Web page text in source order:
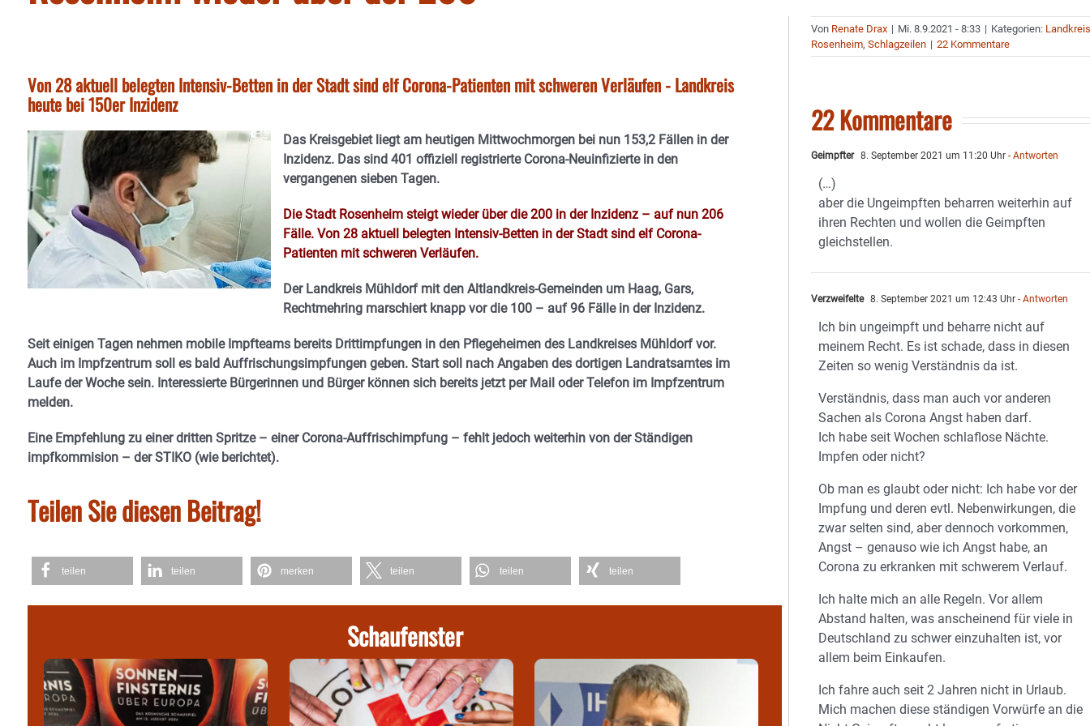
Von 28 aktuell belegten Intensiv-Betten in der Stadt sind elf Corona-Patienten mit schweren Verläufen - Landkreis
heute bei 150er Inzidenz
Das Kreisgebiet liegt am heutigen Mittwochmorgen bei nun 153,2 Fällen in der
Inzidenz. Das sind 401 offiziell registrierte Corona-Neuinfizierte in den
vergangenen sieben Tagen.
Die Stadt Rosenheim steigt wieder über die 200 in der Inzidenz – auf nun 206
Fälle. Von 28 aktuell belegten Intensiv-Betten in der Stadt sind elf Corona-
Patienten mit schweren Verläufen.
Der Landkreis Mühldorf mit den Altlandkreis-Gemeinden um Haag, Gars,
Rechtmehring marschiert knapp vor die 100 – auf 96 Fälle in der Inzidenz.
Seit einigen Tagen nehmen mobile Impfteams bereits Drittimpfungen in den Pflegeheimen des Landkreises Mühldorf vor.
Auch im Impfzentrum soll es bald Auffrischungsimpfungen geben. Start soll nach Angaben des dortigen Landratsamtes im
Laufe der Woche sein. Interessierte Bürgerinnen und Bürger können sich bereits jetzt per Mail oder Telefon im Impfzentrum
melden.
Eine Empfehlung zu einer dritten Spritze – einer Corona-Auffrischimpfung – fehlt jedoch weiterhin von der Ständigen
impfkommision – der STIKO (wie berichtet).
Teilen Sie diesen Beitrag!
teilen teilen merken teilen teilen teilen
Schaufenster
Von Renate Drax | Mi. 8.9.2021 - 8:33 | Kategorien:
Rosenheim,Schlagzeilen | 22 Kommentare
22 Kommentare
Geimpfter 8. September 2021 um 11:20 Uhr - Antworten
(…)
aber die Ungeimpften beharren weiterhin auf
ihren Rechten und wollen die Geimpften
gleichstellen.
Verzweifelte 8. September 2021 um 12:43 Uhr - Antworten
Ich bin ungeimpft und beharre nicht auf
meinem Recht. Es ist schade, dass in diesen
Zeiten so wenig Verständnis da ist.
Verständnis, dass man auch vor anderen
Sachen als Corona Angst haben darf.
Ich habe seit Wochen schlaflose Nächte.
Impfen oder nicht?
Ob man es glaubt oder nicht: Ich habe vor der
Impfung und deren evtl. Nebenwirkungen, die
zwar selten sind, aber dennoch vorkommen,
Angst – genauso wie ich Angst habe, an
Corona zu erkranken mit schwerem Verlauf.
Ich halte mich an alle Regeln. Vor allem
Abstand halten, was anscheinend für viele in
Deutschland zu schwer einzuhalten ist, vor
allem beim Einkaufen.
Ich fahre auch seit 2 Jahren nicht in Urlaub.
Mich machen diese ständigen Vorwürfe an die